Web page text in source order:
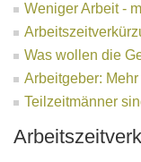
Weniger Arbeit -
Was wollen die
Arbeitgeber:
Teilzeitmänner